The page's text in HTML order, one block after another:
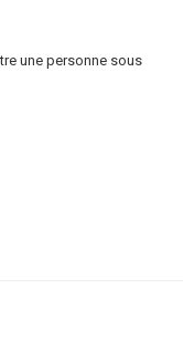
une personne sous